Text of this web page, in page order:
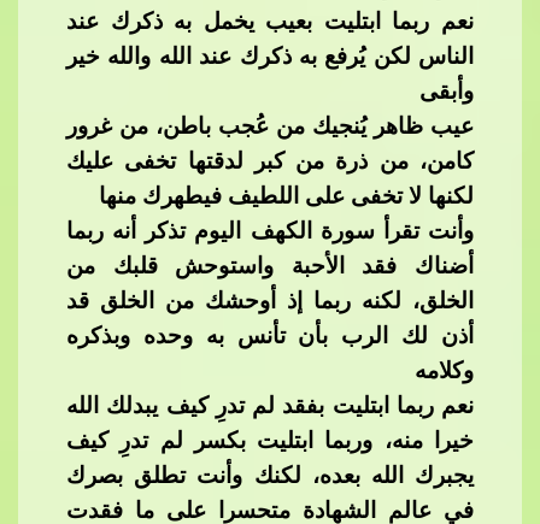
نعم ربما ابتليت بعيب يخمل به ذكرك عند
الناس لكن يُرفع به ذكرك عند الله والله خير
وأبقى
عيب ظاهر يُنجيك من عُجب باطن، من غرور
كامن، من ذرة من كبر لدقتها تخفى عليك
لكنها لا تخفى على اللطيف فيطهرك منها
وأنت تقرأ سورة ​​ الكهف اليوم تذكر أنه ربما
أضناك فقد الأحبة واستوحش قلبك من
الخلق، لكنه ربما إذ أوحشك من الخلق قد
أذن لك الرب بأن تأنس به وحده وبذكره
وكلامه
نعم ربما ابتليت بفقد لم تدرِ كيف يبدلك الله
خيرا منه، وربما ابتليت بكسر لم تدرِ كيف
يجبرك الله بعده، لكنك وأنت تطلق ​​ بصرك
في عالم الشهادة متحسرا على ما فقدت